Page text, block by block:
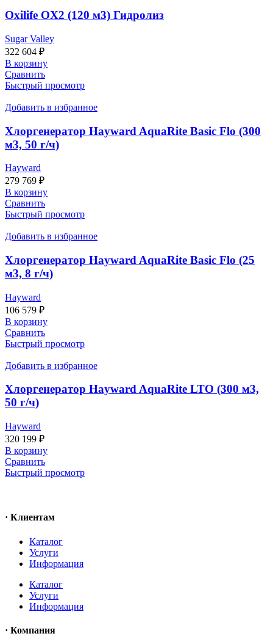
Oxilife OX2 (120 м3) Гидролиз
Sugar Valley
322 604 ₽
В корзину
Сравнить
Быстрый просмотр
Добавить в избранное
Хлоргенератор Hayward AquaRite Basic Flo (300
м3, 50 г/ч)
Hayward
279 769 ₽
В корзину
Сравнить
Быстрый просмотр
Добавить в избранное
Хлоргенератор Hayward AquaRite Basic Flo (25
м3, 8 г/ч)
Hayward
106 579 ₽
В корзину
Сравнить
Быстрый просмотр
Добавить в избранное
Хлоргенератор Hayward AquaRite LTO (300 м3,
50 г/ч)
Hayward
320 199 ₽
В корзину
Сравнить
Быстрый просмотр
· Клиентам
Каталог
Услуги
Информация
Каталог
Услуги
Информация
· Компания